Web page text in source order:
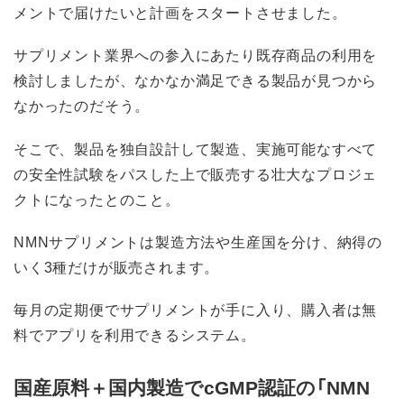
メントで届けたいと計画をスタートさせました。
サプリメント業界への参入にあたり既存商品の利用を
検討しましたが、なかなか満足できる製品が見つから
なかったのだそう。
そこで、製品を独自設計して製造、実施可能なすべて
の安全性試験をパスした上で販売する壮大なプロジェ
クトになったとのこと。
NMNサプリメントは製造方法や生産国を分け、納得の
いく3種だけが販売されます。
毎月の定期便でサプリメントが手に入り、購入者は無
料でアプリを利用できるシステム。
国産原料＋国内製造でcGMP認証の「NMN